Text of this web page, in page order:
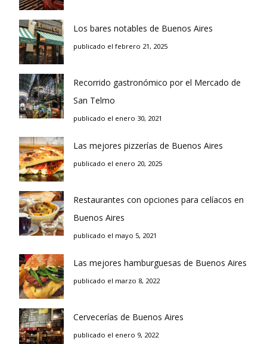
Los bares notables de Buenos Aires
publicado el febrero 21, 2025
Recorrido gastronómico por el Mercado de
San Telmo
publicado el enero 30, 2021
Las mejores pizzerías de Buenos Aires
publicado el enero 20, 2025
Restaurantes con opciones para celíacos en
Buenos Aires
publicado el mayo 5, 2021
Las mejores hamburguesas de Buenos Aires
publicado el marzo 8, 2022
Cervecerías de Buenos Aires
publicado el enero 9, 2022